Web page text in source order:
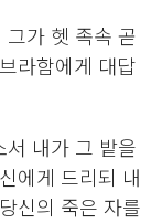
가 헷 족속 곧
라함에게 대답
내가 그 밭을
에게 드리되 내
신의 죽은 자를